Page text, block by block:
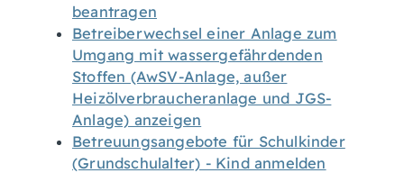
beantragen
Betreiberwechsel einer Anlage zum
Umgang mit wassergefährdenden
Stoffen (AwSV-Anlage, außer
Heizölverbraucheranlage und JGS-
Anlage) anzeigen
Betreuungsangebote für Schulkinder
(Grundschulalter) - Kind anmelden